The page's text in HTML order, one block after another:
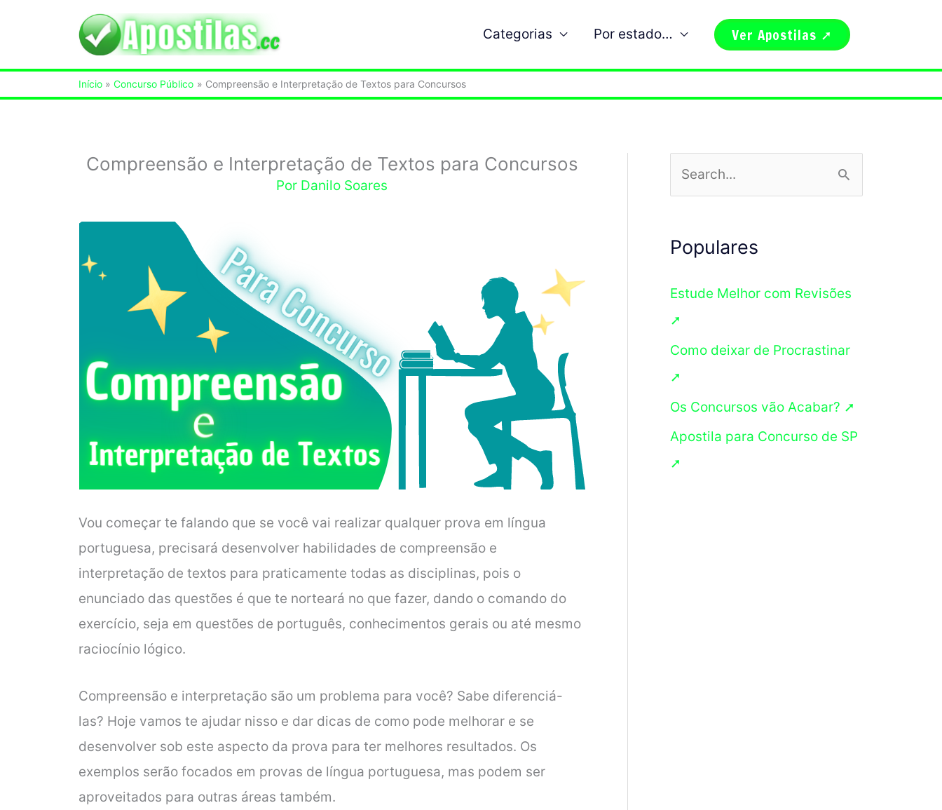
Categorias Por estado… Ver Apostilas ➚
Início Concurso Público Compreensão e Interpretação de Textos para Concursos
Compreensão e Interpretação de Textos para Concursos
Por Danilo Soares
Vou começar te falando que se você vai realizar qualquer prova em língua
portuguesa, precisará desenvolver habilidades de compreensão e
interpretação de textos para praticamente todas as disciplinas, pois o
enunciado das questões é que te norteará no que fazer, dando o comando do
exercício, seja em questões de português, conhecimentos gerais ou até mesmo
raciocínio lógico.
Compreensão e interpretação são um problema para você? Sabe diferenciá-
las? Hoje vamos te ajudar nisso e dar dicas de como pode melhorar e se
desenvolver sob este aspecto da prova para ter melhores resultados. Os
exemplos serão focados em provas de língua portuguesa, mas podem ser
aproveitados para outras áreas também.
e
q
i
s
a
r
p
o
Populares
Estude Melhor com Revisões
➚
Como deixar de Procrastinar
➚
Os Concursos vão Acabar? ➚
Apostila para Concurso de SP
➚